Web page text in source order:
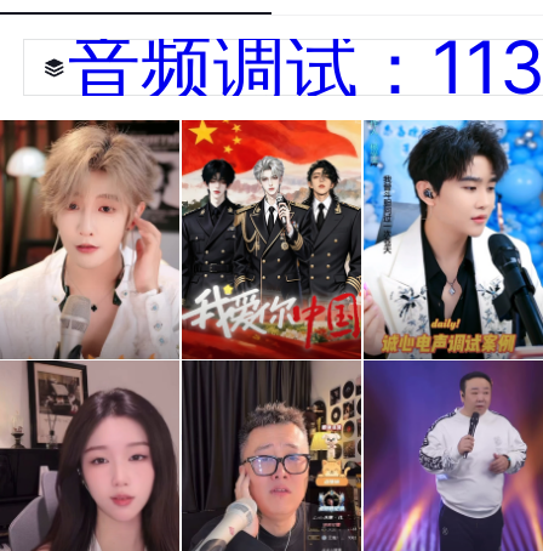
音频调试：
调试
案例
同心
歌唱
调试
案例